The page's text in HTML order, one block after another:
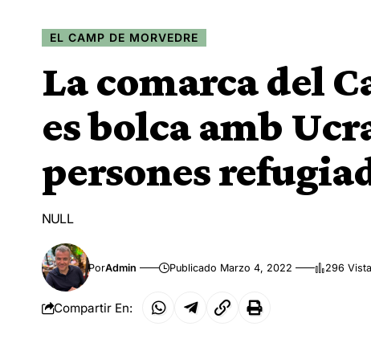
EL CAMP DE MORVEDRE
La comarca del
es bolca amb
persones
NULL
PorAdmin Publicado Marzo 4, 2022 296
Compartir En: